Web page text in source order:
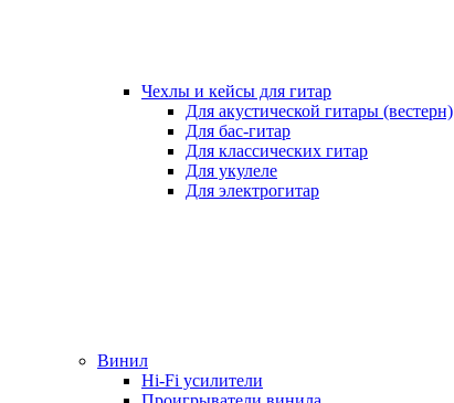
Чехлы и кейсы для гитар
Для акустической гитары (вестерн)
Для бас-гитар
Для классических гитар
Для укулеле
Для электрогитар
Винил
Hi-Fi усилители